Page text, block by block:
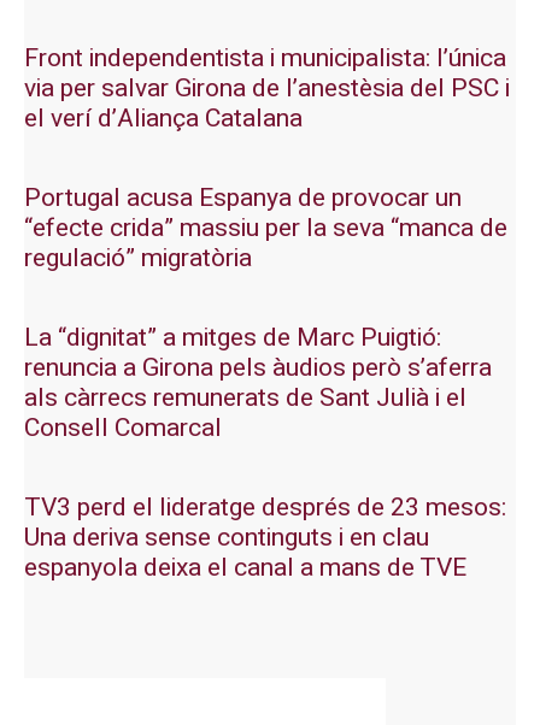
Front independentista i municipalista: l’única
via per salvar Girona de l’anestèsia del PSC i
el verí d’Aliança Catalana
Portugal acusa Espanya de provocar un
“efecte crida” massiu per la seva “manca de
regulació” migratòria
La “dignitat” a mitges de Marc Puigtió:
renuncia a Girona pels àudios però s’aferra
als càrrecs remunerats de Sant Julià i el
Consell Comarcal
TV3 perd el lideratge després de 23 mesos:
Una deriva sense continguts i en clau
espanyola deixa el canal a mans de TVE